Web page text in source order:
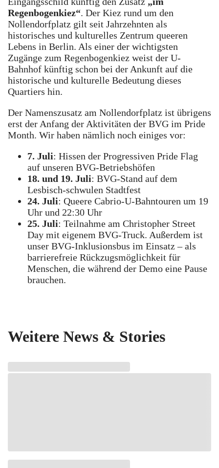
Regenbogenkiez“. Der Kiez rund um den
Nollendorfplatz gilt seit Jahrzehnten als
historisches und kulturelles Zentrum queeren
Lebens in Berlin. Als einer der wichtigsten
Zugänge zum Regenbogenkiez weist der U-
Bahnhof künftig schon bei der Ankunft auf die
historische und kulturelle Bedeutung dieses
Quartiers hin.
Der Namenszusatz am Nollendorfplatz ist übrigens
erst der Anfang der Aktivitäten der BVG im Pride
Month. Wir haben nämlich noch einiges vor:
7. Juli: Hissen der Progressiven Pride Flag
auf unseren BVG-Betriebshöfen
18. und 19. Juli: BVG-Stand auf dem
Lesbisch-schwulen Stadtfest
24. Juli: Queere Cabrio-U-Bahntouren um 19
Uhr und 22:30 Uhr
25. Juli: Teilnahme am Christopher Street
Day mit eigenem BVG-Truck. Außerdem ist
unser BVG-Inklusionsbus im Einsatz – als
barrierefreie Rückzugsmöglichkeit für
Menschen, die während der Demo eine Pause
brauchen.
Weitere News & Stories